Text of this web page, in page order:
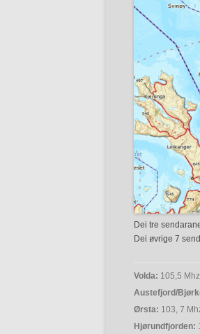
Dei tre
Dei øvrige 7
Volda: 105,5 Mhz
Austefjord/
Ørsta: 103, 7
Hjørundfjorden: